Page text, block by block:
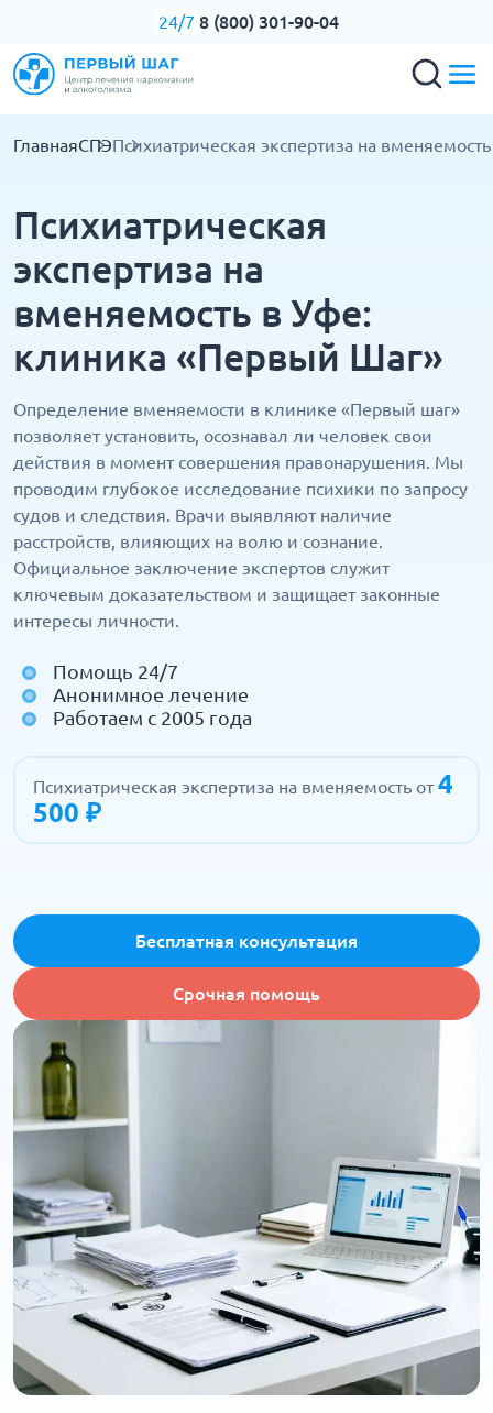
24/7 8 (800) 301-90-04
ГлавнаяСПЭПсихиатрическая экспертиза на вменяемость
Психиатрическая
экспертиза на
вменяемость в Уфе:
клиника «Первый Шаг»
Определение вменяемости в клинике «Первый шаг»
позволяет установить, осознавал ли человек свои
действия в момент совершения правонарушения. Мы
проводим глубокое исследование психики по запросу
судов и следствия. Врачи выявляют наличие
расстройств, влияющих на волю и сознание.
Официальное заключение экспертов служит
ключевым доказательством и защищает законные
интересы личности.
Помощь 24/7
Анонимное лечение
Работаем с 2005 года
Психиатрическая экспертиза на вменяемость от4
500 ₽
Бесплатная консультация
Срочная помощь